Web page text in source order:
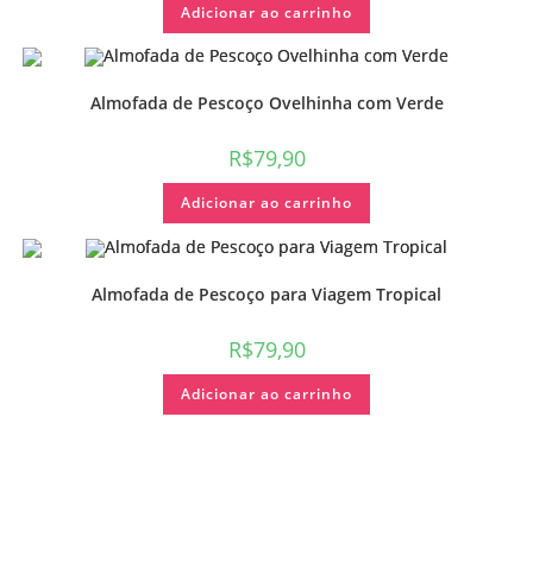
Adicionar ao carrinho
Almofada de Pescoço Ovelhinha com Verde
R$79,90
Adicionar ao carrinho
Almofada de Pescoço para Viagem Tropical
R$79,90
Adicionar ao carrinho